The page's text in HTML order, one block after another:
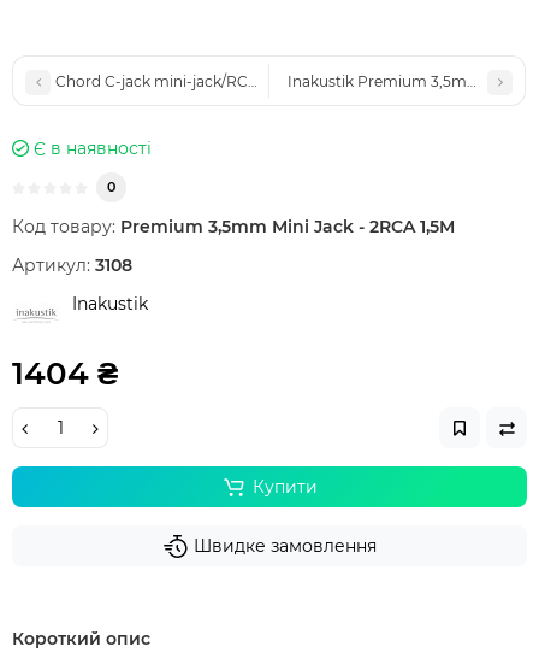
Chord C-jack mini-jack/RCA 3M Inakustik Premium 3,5mm Mini
Є в наявності
0
Код товару: Premium 3,5mm Mini Jack - 2RCA 1,5M
Артикул: 3108
Inakustik
1404 ₴
Купити
Швидке замовлення
Короткий опис